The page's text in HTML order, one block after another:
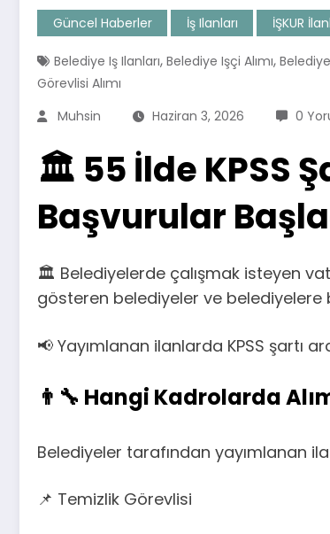
Güncel Haberler İş Ilanları İŞKUR
Belediye Iş Ilanları, Belediye Işçi Alımı,
Görevlisi Alımı
Muhsin
Haziran 3, 2026 0
🏛️ 55 İlde KPSS
Başvurular
🏛️ Belediyelerde çalışmak isteyen
gösteren belediyeler ve belediyelere
📢 Yayımlanan ilanlarda KPSS şartı
👨‍🔧 Hangi Kadrolarda
Belediyeler tarafından yayımlanan
📌 Temizlik Görevlisi